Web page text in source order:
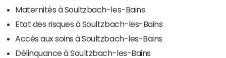
Maternités à Soultzbach-les-Bains
Etat des risques à Soultzbach-les-Bains
Accès aux soins à Soultzbach-les-Bains
Délinquance à Soultzbach-les-Bains